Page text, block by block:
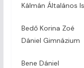
Kálmán Általános
Bedő Korina
Dániel Gimnázium
Bene